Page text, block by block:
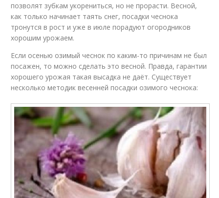
позволят зубкам укорениться, но не прорасти. Весной,
как только начинает таять снег, посадки чеснока
тронутся в рост и уже в июле порадуют огородников
хорошим урожаем.
Если осенью озимый чеснок по каким-то причинам не был
посажен, то можно сделать это весной. Правда, гарантии
хорошего урожая такая высадка не даёт. Существует
несколько методик весенней посадки озимого чеснока: